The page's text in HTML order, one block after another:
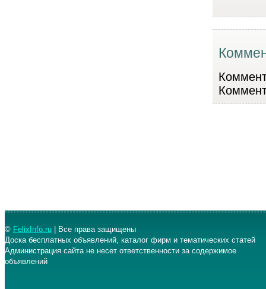
© FelixInfo.ru | Все права защищены
Доска бесплатных объявлений, каталог фирм и тематических статей
Администрация сайта не несет ответственности за содержимое
объявлений